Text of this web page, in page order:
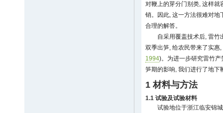
对鞭上的芽分门别类, 这样就
销。因此, 这一方法很难对地
合理的解答。
自采用覆盖技术后, 雷竹
双季出笋, 给农民带来了实惠
1994)。为进一步研究雷竹
笋期的影响, 我们进行了地下
1 材料与方法
1.1 试验及试验材料
试验地位于浙江临安锦